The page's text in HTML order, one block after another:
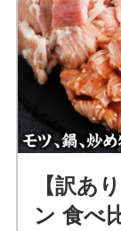
【訳あ
ン 食べ